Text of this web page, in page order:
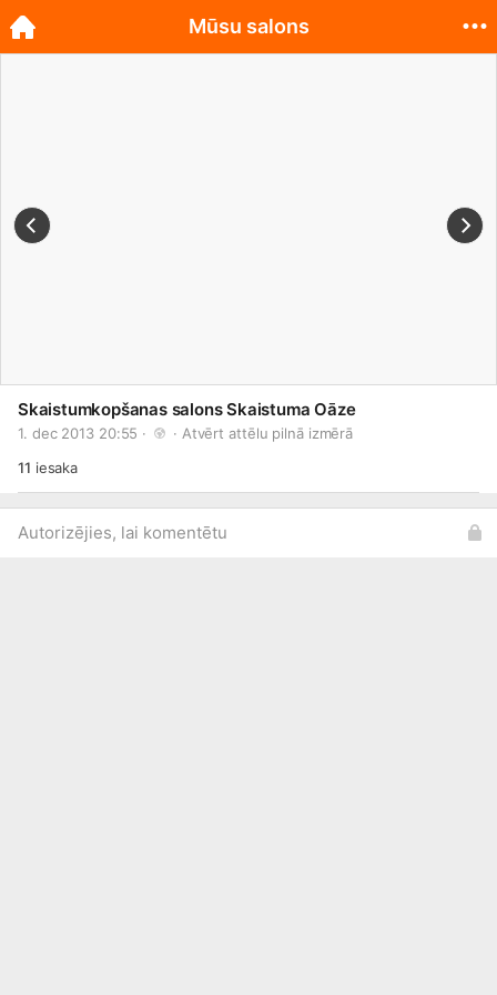
Skaistumkopšanas salons Skaistuma Oāze
1. dec 2013 20:55 · · Atvērt attēlu pilnā izmērā
11 iesaka
Autorizējies, lai komentētu
Mūsu salons